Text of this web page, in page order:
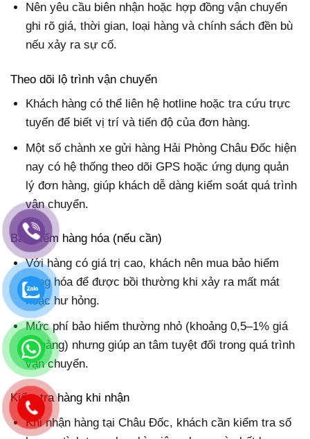
Nên yêu cầu biên nhận hoặc hợp đồng vận chuyển
ghi rõ giá, thời gian, loại hàng và chính sách đền bù
nếu xảy ra sự cố.
Theo dõi lộ trình vận chuyển
Khách hàng có thể liên hệ hotline hoặc tra cứu trực
tuyến để biết vị trí và tiến độ của đơn hàng.
Một số chành xe gửi hàng Hải Phòng Châu Đốc hiện
nay có hệ thống theo dõi GPS hoặc ứng dụng quản
lý đơn hàng, giúp khách dễ dàng kiểm soát quá trình
vận chuyển.
Bảo hiểm hàng hóa (nếu cần)
Với hàng có giá trị cao, khách nên mua bảo hiểm
hàng hóa để được bồi thường khi xảy ra mất mát
hoặc hư hỏng.
Mức phí bảo hiểm thường nhỏ (khoảng 0,5–1% giá
trị hàng) nhưng giúp an tâm tuyệt đối trong quá trình
vận chuyển.
Kiểm tra hàng khi nhận
Khi nhận hàng tại Châu Đốc, khách cần kiểm tra số